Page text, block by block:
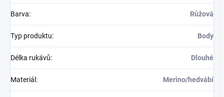
Barva: Růžová
Typ produktu: Body
Délka rukávů: Dlouhé
Materiál : Merino/hedvábí